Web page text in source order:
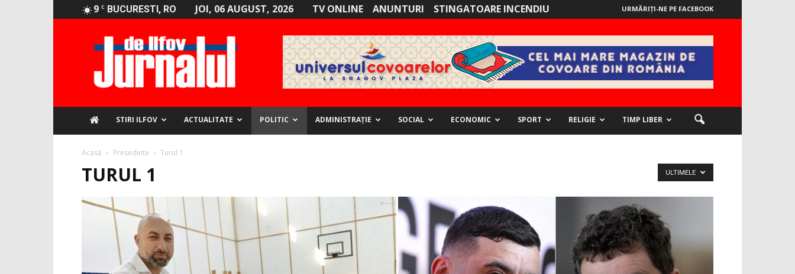
9 C BUCURESTI, RO JOI, 06 AUGUST, 2026 TV ONLINE ANUNTURI STINGATOARE INCENDIU URMĂRIȚI-NE PE FACEBOOK
STIRI ILFOV ACTUALITATE POLITIC ADMINISTRAȚIE SOCIAL ECONOMIC SPORT RELIGIE TIMP LIBER
Acasă Presedinte Turul 1
TURUL 1 ULTIMELE